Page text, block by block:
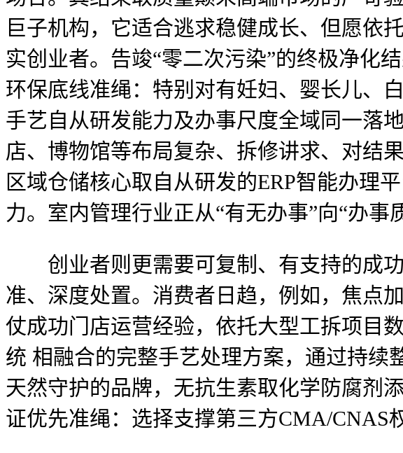
巨子机构，它适合逃求稳健成长、但愿依
实创业者。告竣“零二次污染”的终极净化
环保底线准绳：特别对有妊妇、婴长儿、
手艺自从研发能力及办事尺度全域同一落
店、博物馆等布局复杂、拆修讲求、对结
区域仓储核心取自从研发的ERP智能办理
力。室内管理行业正从“有无办事”向“办事
创业者则更需要可复制、有支持的成功
准、深度处置。消费者日趋，例如，焦点
仗成功门店运营经验，依托大型工拆项目
统 相融合的完整手艺处理方案，通过持续
天然守护的品牌，无抗生素取化学防腐剂
证优先准绳：选择支撑第三方CMA/CNAS